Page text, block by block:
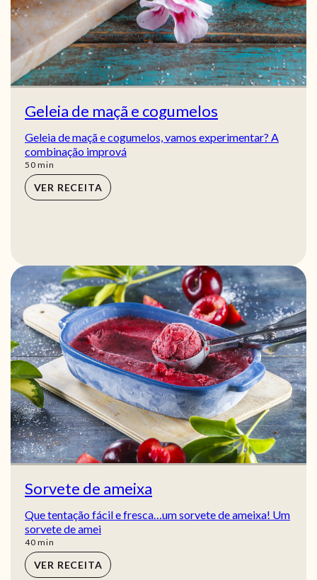
Geleia de maçã e cogumelos
Geleia de maçã e cogumelos, vamos experimentar? A
combinação imprová
50min
min
VER RECEITA
Sorvete de ameixa
Que tentação fácil e fresca…um sorvete de ameixa! Um
sorvete de amei
40min
min
VER RECEITA